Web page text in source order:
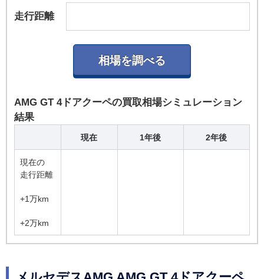
走行距離
AMG GT 4ドアクーペの買取相場シミュレーション
結果
現在 1年後 2年後
現在の
走行距離
+1万km
+2万km